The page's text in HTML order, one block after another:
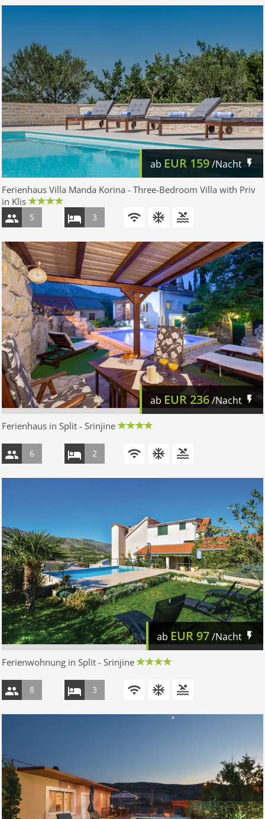
ab EUR 159/Nacht
Ferienhaus Villa Manda Korina - Three-Bedroom Villa with Priv
in Klis
5 3
ab EUR236/Nacht
Ferienhaus in Split - Srinjine
6 2
ab EUR 97/Nacht
Ferienwohnung in Split - Srinjine
8 3